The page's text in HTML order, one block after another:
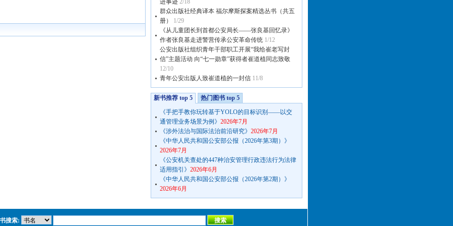
进事迹 2/18
群众出版社经典译本 福尔摩斯探案精选丛书（共五
册）
1/29
《从儿童团长到首都公安局长——张良基回忆录》
作者张良基走进警营传承公安革命传统 1/12
公安出版社组织青年干部职工开展“我给崔老写封
信”主题活动 向“七一勋章”获得者崔道植同志致敬
12/10
青年公安出版人致崔道植的一封信 11/8
新书推荐 top 5
热门图书 top 5
《手把手教你玩转基于YOLO的目标识别——以交
通管理业务场景为例》 2026年7月
《涉外法治与国际法治前沿研究》 2026年7月
《中华人民共和国公安部公报（2026年第3期）》
2026年7月
《公安机关查处的447种治安管理行政违法行为法律
适用指引》 2026年6月
《中华人民共和国公安部公报（2026年第2期）》
2026年6月
搜索: